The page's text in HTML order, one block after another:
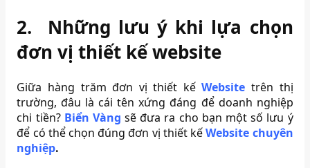
2.
Những lưu ý khi lựa chọn
đơn vị thiết kế website
Giữa hàng trăm đơn vị thiết kếWebsite trên thị
trường, đâu là cái tên xứng đáng để doanh nghiệp
chi tiền? Biển Vàng sẽ đưa ra cho bạn một số lưu ý
để có thể chọn đúng đơn vị thiết kếWebsite chuyên
nghiệp.